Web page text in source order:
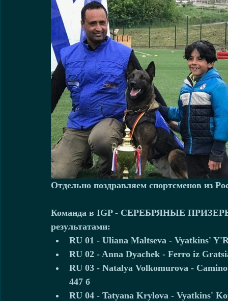
Отдельно поздравляем спортсменов из
Команда в IGP - СЕРЕБРЯНЫЕ ПРИЗЕРЫ
результатами:
RU 01 - Uliana Maltseva - Vyatkins'
RU 02 - Anna Dyachek - Ferro iz
RU 03 - Natalya Volkomurova -
447 б
RU 04 - Tatyana Krylova - Vyatkins'